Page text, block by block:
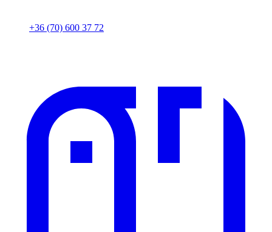
+36 (70) 600 37 72